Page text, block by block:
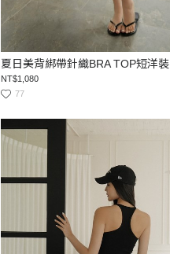
夏日美背綁帶針織BRA TOP短洋裝
NT$1,080
77